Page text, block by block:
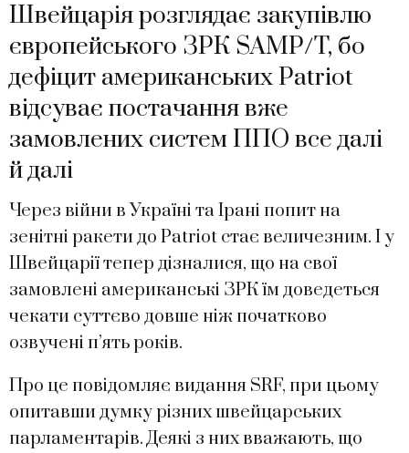
Швейцарія розглядає закупівлю
європейського ЗРК SAMP/T, бо
дефіцит американських Patriot
відсуває постачання вже
замовлених систем ППО все далі
й далі
Через війни в Україні та Ірані попит на
зенітні ракети до Patriot стає величезним. І у
Швейцарії тепер дізналися, що на свої
замовлені американські ЗРК їм доведеться
чекати суттєво довше ніж початково
озвучені п’ять років.
Про це повідомляє видання SRF, при цьому
опитавши думку різних швейцарських
парламентарів. Деякі з них вважають, що